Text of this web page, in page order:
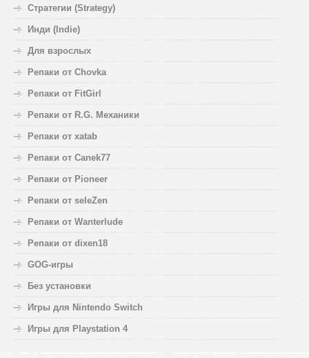
Стратегии (Strategy)
Инди (Indie)
Для взрослых
Репаки от Chovka
Репаки от FitGirl
Репаки от R.G. Механики
Репаки от xatab
Репаки от Canek77
Репаки от Pioneer
Репаки от seleZen
Репаки от Wanterlude
Репаки от dixen18
GOG-игры
Без установки
Игры для Nintendo Switch
Игры для Playstation 4